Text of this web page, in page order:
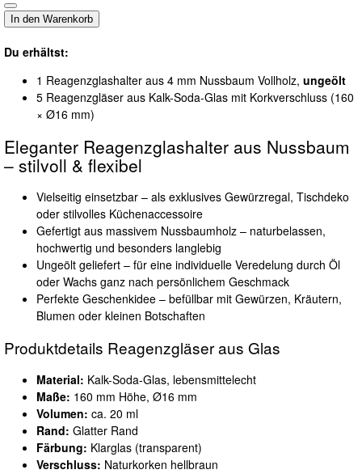
Du erhältst:
1 Reagenzglashalter aus 4 mm Nussbaum Vollholz, ungeölt
5 Reagenzgläser aus Kalk-Soda-Glas mit Korkverschluss (160
× Ø16 mm)
Eleganter Reagenzglashalter aus Nussbaum
– stilvoll & flexibel
Vielseitig einsetzbar – als exklusives Gewürzregal, Tischdeko
oder stilvolles Küchenaccessoire
Gefertigt aus massivem Nussbaumholz – naturbelassen,
hochwertig und besonders langlebig
Ungeölt geliefert – für eine individuelle Veredelung durch Öl
oder Wachs ganz nach persönlichem Geschmack
Perfekte Geschenkidee – befüllbar mit Gewürzen, Kräutern,
Blumen oder kleinen Botschaften
Produktdetails Reagenzgläser aus Glas
Material: Kalk-Soda-Glas, lebensmittelecht
Maße: 160 mm Höhe, Ø16 mm
Volumen: ca. 20 ml
Rand: Glatter Rand
Färbung: Klarglas (transparent)
Verschluss: Naturkorken hellbraun